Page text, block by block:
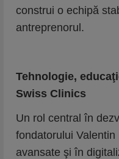
construi o echipă
antreprenorul.
Tehnologie,
Swiss Clinics
Un rol central în
fondatorului
avansate şi în